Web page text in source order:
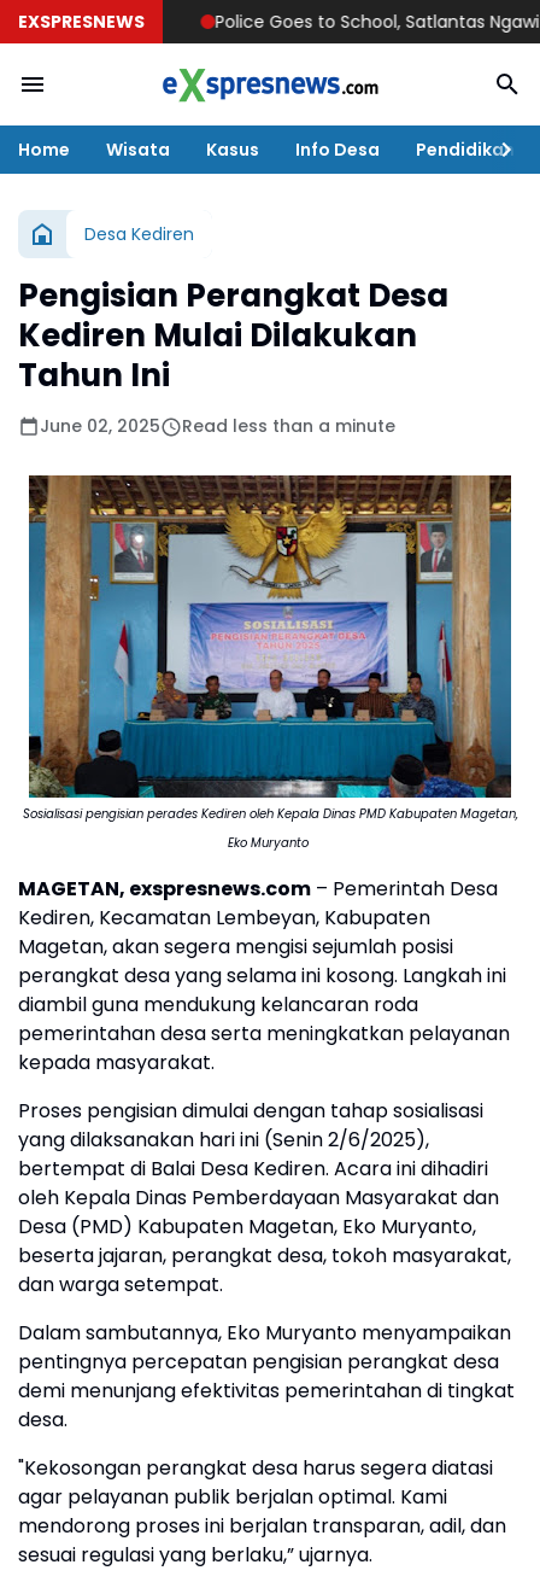
EXSPRESNEWS Police Goes to School, Satlantas Ngawi
Home Wisata Kasus Info Desa Pendidikan
Desa Kediren
Pengisian Perangkat Desa
Kediren Mulai Dilakukan
Tahun Ini
June 02, 2025 Read less than a minute
Sosialisasi pengisian perades Kediren oleh Kepala Dinas PMD Kabupaten Magetan,
Eko Muryanto
MAGETAN, exspresnews.com – Pemerintah Desa
Kediren, Kecamatan Lembeyan, Kabupaten
Magetan, akan segera mengisi sejumlah posisi
perangkat desa yang selama ini kosong. Langkah ini
diambil guna mendukung kelancaran roda
pemerintahan desa serta meningkatkan pelayanan
kepada masyarakat.
Proses pengisian dimulai dengan tahap sosialisasi
yang dilaksanakan hari ini (Senin 2/6/2025),
bertempat di Balai Desa Kediren. Acara ini dihadiri
oleh Kepala Dinas Pemberdayaan Masyarakat dan
Desa (PMD) Kabupaten Magetan, Eko Muryanto,
beserta jajaran, perangkat desa, tokoh masyarakat,
dan warga setempat.
Dalam sambutannya, Eko Muryanto menyampaikan
pentingnya percepatan pengisian perangkat desa
demi menunjang efektivitas pemerintahan di tingkat
desa.
"Kekosongan perangkat desa harus segera diatasi
agar pelayanan publik berjalan optimal. Kami
mendorong proses ini berjalan transparan, adil, dan
sesuai regulasi yang berlaku,” ujarnya.